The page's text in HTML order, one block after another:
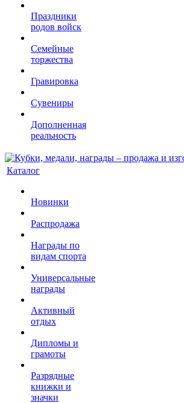
Праздники
родов войск
Семейные
торжества
Гравировка
Сувениры
Дополненная
реальность
Каталог
Новинки
Распродажа
Награды по
видам спорта
Универсальные
награды
Активный
отдых
Дипломы и
грамоты
Разрядные
книжки и
значки